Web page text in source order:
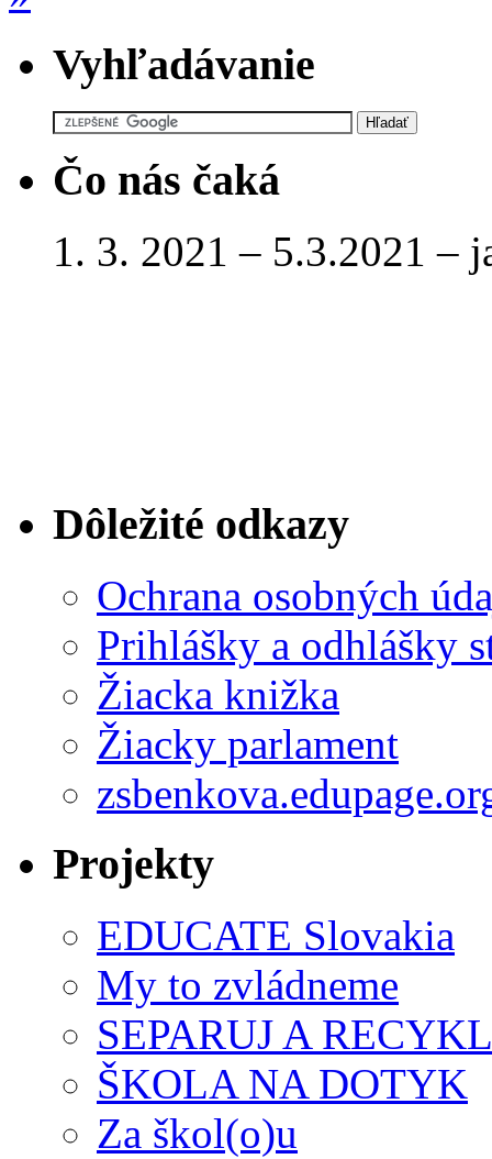
Vyhľadávanie
Čo nás čaká
1. 3. 2021 – 5.3.2021 –
Dôležité odkazy
Ochrana osobných
Prihlášky a odhlášky
Žiacka knižka
Žiacky parlament
Projekty
EDUCATE Slovakia
My to zvládneme
SEPARUJ A
ŠKOLA NA DOTYK
Za škol(o)u